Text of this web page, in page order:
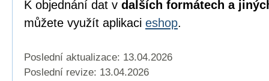
K objednání dat v dalších formátech a
můžete využít aplikaci eshop.
Poslední aktualizace: 13.04.2026
Poslední revize: 13.04.2026